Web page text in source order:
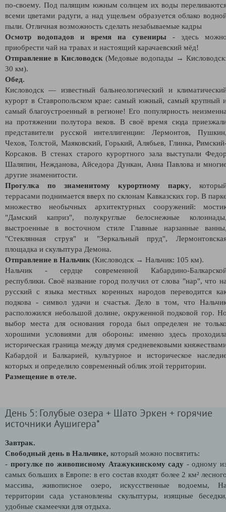
по-своему. Под палящим южным солнцем их воды
всеми цветами радуги, а над ущельем образуется облако
пыли. Отличная возможность сделать незабываемые кадры
Осмотр водопадов и время на сувениры - здесь
приобрести чай на травах и настоящий карачаевский мёд!
Отправление в Кисловодск (Медовые водопады →
30 км).
Обед.
Кисловодск — известный бальнеологический и
курорт в Ставропольском крае: самый южный, самый крупный
самый благоустроенный в регионе! Его популярность
на протяжении полутора веков. В своё время сюда
представители русской интеллигенции: Лермонтов,
Чехов, Толстой, Маяковский, Горький, Алябьев, Глинка,
Корсаков. В стенах старого курортного зала выступали
Шаляпин, Нежданова, Айседора Дункан, Анна Павлова и
другие знаменитости.
Прогулка по знаменитому курортному парку,
террасами поднимается вверх по склонам Кавказских гор. В
множество необычных архитектурных сооружений:
"Дамский каприз", полукруглые белоснежные
выстроенные в восточном стиле Главные нарзанные
"Стеклянная струя" и "Зеркальный пруд",
площадка и скульптура Демона.
Отправление в Нальчик (Кисловодск → Нальчик: 105 км).
Нальчик - сердце современной Кабардино-
республики. Своё название город получил от слова "нар", что
русский с языка местных коренных народов переводится
подкова - символ удачи и счастья. Дело в том, что
расположился небольшой долине, окруженной подковой гор.
выбор места для основания города был определен не
хорошими условиями для обороны: именно здесь
историческая граница между двумя средневековыми
Кабардой и Балкарией, культурное и историческое
которых и определило современный облик этой территории.
Размещение в отеле.
День 5: Голубые озера + Шато Эркен + горячие
источники Аушигера*
Завтрак.
Свободный день в Нальчике, который можно посвятить:
- прогулке по живописному Атажукинскому саду - одному
самых больших в Европе: в его состав входят более 2 км²
массива, живописное озеро, искусственные водоемы,
территории сада установлены скульптуры, изящные
удобные скамеечки для отдыха.